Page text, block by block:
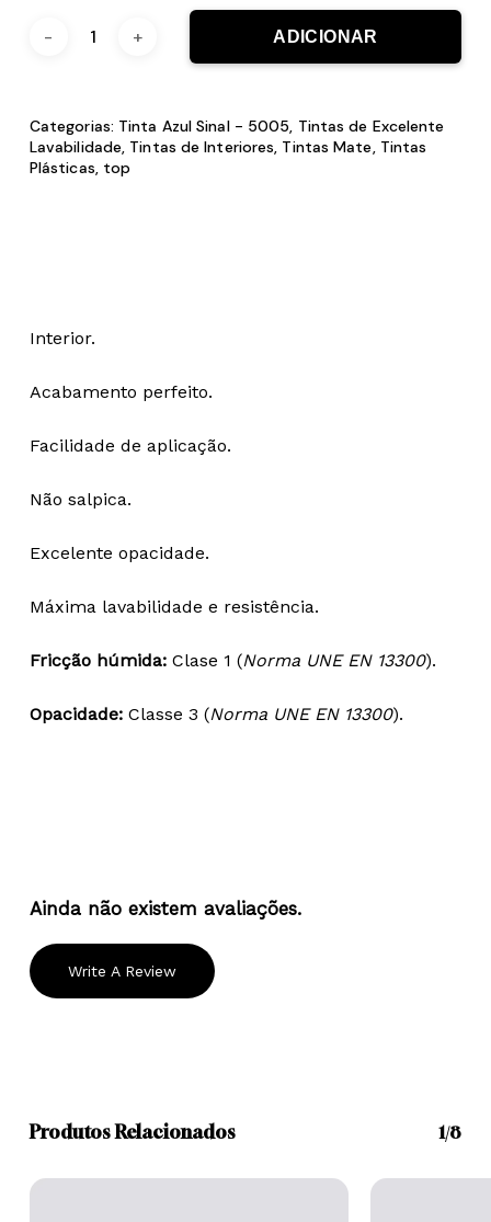
ADICIONAR
Categorias: Tinta Azul Sinal - 5005, Tintas de Excelente
Lavabilidade, Tintas de Interiores, Tintas Mate, Tintas
Plásticas, top
Interior.
Acabamento perfeito.
Facilidade de aplicação.
Não salpica.
Excelente opacidade.
Máxima lavabilidade e resistência.
Fricção húmida:Clase 1 (Norma UNE EN 13300).
Opacidade:Classe 3 (Norma UNE EN 13300).
Ainda não existem avaliações.
Write A Review
Produtos Relacionados 1/8